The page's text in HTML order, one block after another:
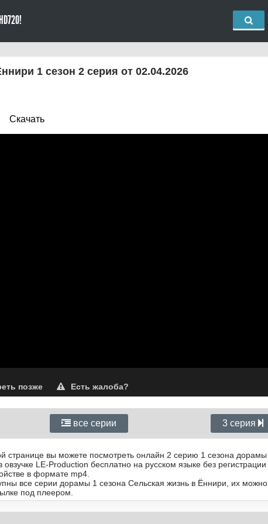
HD720!
1 сезон 2 серия от 02.04.2026
Скачать
позже Есть жалоба?
все серии 3 серия
странице вы можете посмотреть онлайн 2 серию 1 сезона дорамы
LE-Production бесплатно на русском языке без регистрации
в формате mp4.
все серии дорамы 1 сезона Сельская жизнь в Ëннири, их можно
под плеером.